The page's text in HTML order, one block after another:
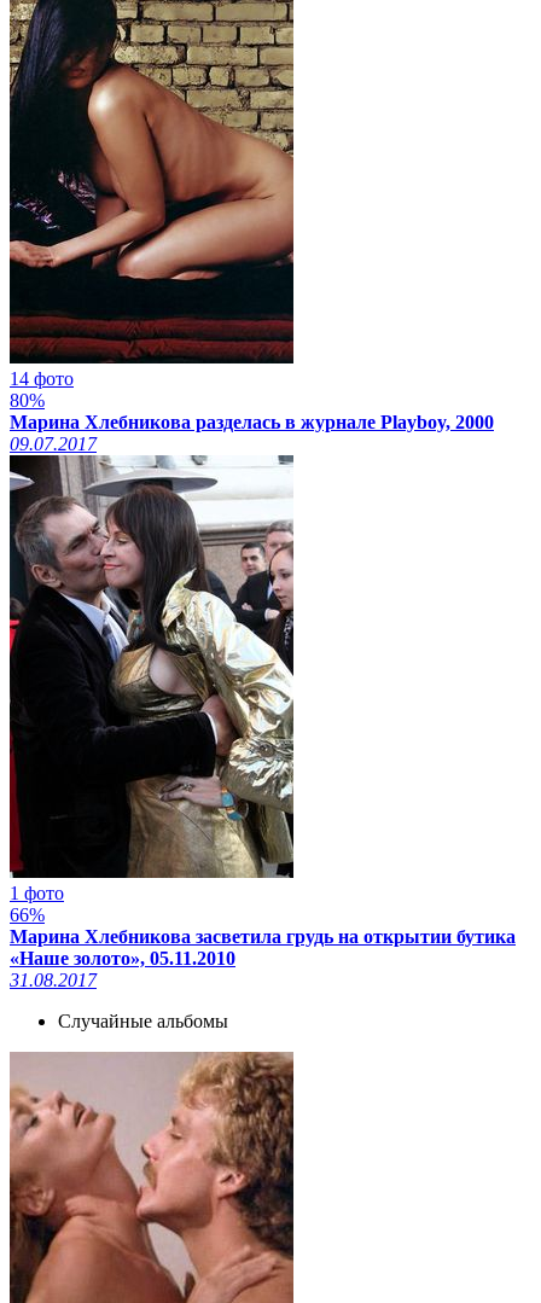
14 фото
80%
Марина Хлебникова разделась в журнале Playboy, 2000
09.07.2017
1 фото
66%
Марина Хлебникова засветила грудь на открытии бутика
«Наше золото», 05.11.2010
31.08.2017
Случайные альбомы